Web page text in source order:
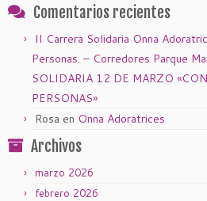
Comentarios recientes
II Carrera Solidaria Onna
Personas. – Corredores Parque
SOLIDARIA 12 DE MARZO
PERSONAS»
Rosa en Onna Adoratrices
Archivos
marzo 2026
febrero 2026